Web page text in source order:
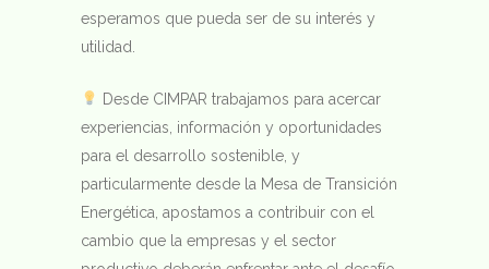
esperamos que pueda ser de su interés y
utilidad.
Desde CIMPAR trabajamos para acercar
experiencias, información y oportunidades
para el desarrollo sostenible, y
particularmente desde la Mesa de Transición
Energética, apostamos a contribuir con el
cambio que la empresas y el sector